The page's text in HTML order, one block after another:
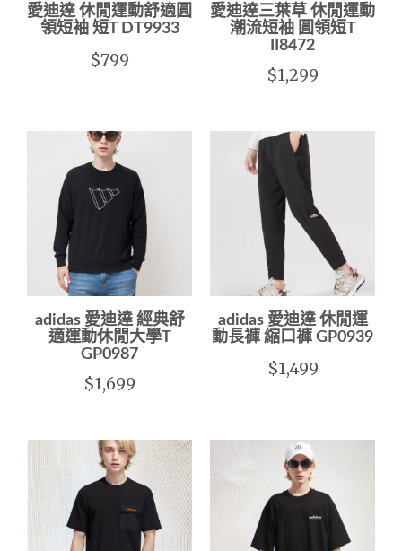
愛迪達 休閒運動舒適圓
領短袖 短T DT9933
$799
愛迪達三葉草 休閒運動
潮流短袖 圓領短T
II8472
$1,299
adidas 愛迪達 經典舒
適運動休閒大學T
GP0987
$1,699
adidas 愛迪達 休閒運
動長褲 縮口褲 GP0939
$1,499